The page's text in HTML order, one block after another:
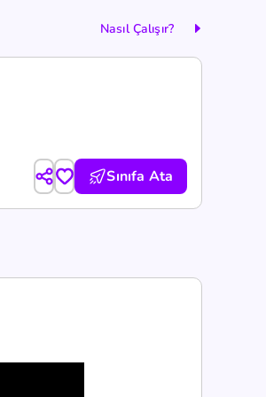
Nasıl Çalışır?
Sınıfa Ata